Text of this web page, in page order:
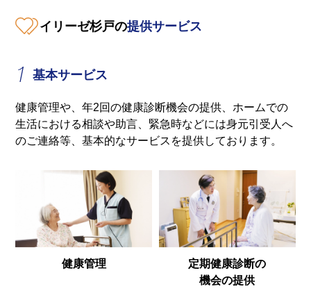
イリーゼ杉戸の提供サービス
1 基本サービス
健康管理や、年2回の健康診断機会の提供、ホームでの
生活における相談や助言、緊急時などには身元引受人へ
のご連絡等、基本的なサービスを提供しております。
健康管理
定期健康診断の
機会の提供